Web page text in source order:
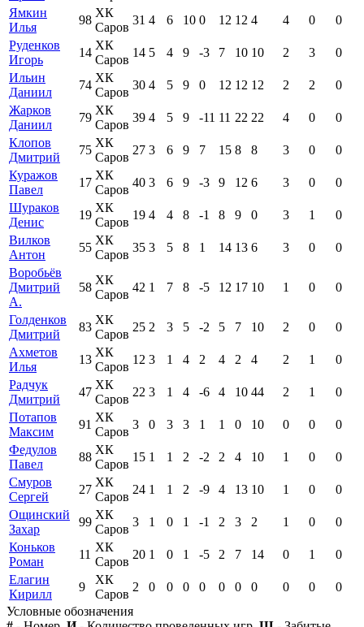
Ямкин
Илья
98
ХК
Саров
31 4 6 10 0 12 12 4 4 0
0
Руденков
Игорь
14
ХК
Саров
14 5 4 9 -3 7 10 10 2 3
0
Ильин
Даниил
74
ХК
Саров
30 4 5 9 0 12 12 12 2 2
0
Жарков
Даниил
79
ХК
Саров
39 4 5 9 -11 11 22 22 4 0
0
Клопов
Дмитрий
75
ХК
Саров
27 3 6 9 7 15 8 8 3 0
0
Куражов
Павел
17
ХК
Саров
40 3 6 9 -3 9 12 6 3 0
0
Шураков
Денис
19
ХК
Саров
19 4 4 8 -1 8 9 0 3 1
0
Вилков
Антон
55
ХК
Саров
35 3 5 8 1 14 13 6 3 0
0
Воробьёв
Дмитрий
А.
58
ХК
Саров
42 1 7 8 -5 12 17 10 1 0 0
Голденков
Дмитрий
83
ХК
Саров
25 2 3 5 -2 5 7 10 2 0
0
Ахметов
Илья
13
ХК
Саров
12 3 1 4 2 4 2 4 2 1
0
Радчук
Дмитрий
47
ХК
Саров
22 3 1 4 -6 4 10 44 2 1
0
Потапов
Максим
91
ХК
Саров
3 0 3 3 1 1 0 10 0 0
0
Федулов
Павел
88
ХК
Саров
15 1 1 2 -2 2 4 10 1 0
0
Смуров
Сергей
27
ХК
Саров
24 1 1 2 -9 4 13 10 1 0
0
Ощинский
Захар
99
ХК
Саров
3 1 0 1 -1 2 3 2 1 0
0
Коньков
Роман
11
ХК
Саров
20 1 0 1 -5 2 7 14 0 1
0
Елагин
Кирилл
9
ХК
Саров
2 0 0 0 0 0 0 0 0 0
0
Условные обозначения